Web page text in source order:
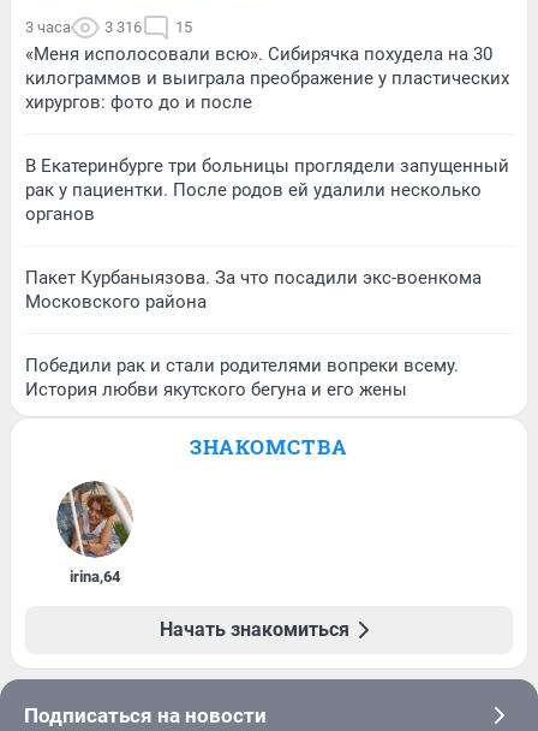
3 часа 3 316 15
«Меня исполосовали всю». Сибирячка похудела на 30
килограммов и выиграла преображение у пластических
хирургов: фото до и после
В Екатеринбурге три больницы проглядели запущенный
рак у пациентки. После родов ей удалили несколько
органов
Пакет Курбаныязова. За что посадили экс-военкома
Московского района
Победили рак и стали родителями вопреки всему.
История любви якутского бегуна и его жены
ЗНАКОМСТВА
irina,64
Начать знакомиться
Подписаться на новости